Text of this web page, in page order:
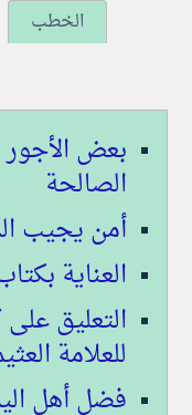
الخطب
بعض الأجور
الصالحة
أمن يجيب
العناية
التعليق
للعلامة
فضل أهل